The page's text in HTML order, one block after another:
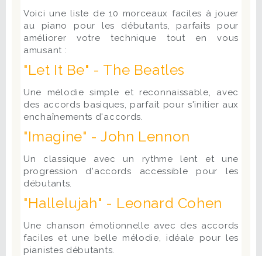
Voici une liste de 10 morceaux faciles à jouer
au piano pour les débutants, parfaits pour
améliorer votre technique tout en vous
amusant :
"Let It Be" - The Beatles
Une mélodie simple et reconnaissable, avec
des accords basiques, parfait pour s'initier aux
enchaînements d'accords.
"Imagine" - John Lennon
Un classique avec un rythme lent et une
progression d'accords accessible pour les
débutants.
"Hallelujah" - Leonard Cohen
Une chanson émotionnelle avec des accords
faciles et une belle mélodie, idéale pour les
pianistes débutants.